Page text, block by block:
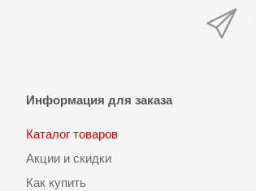
Информация для заказа
Каталог товаров
Акции и скидки
Как купить